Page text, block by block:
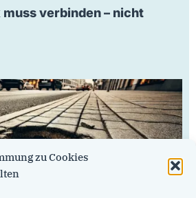
zu Cookies
verbinden – nicht